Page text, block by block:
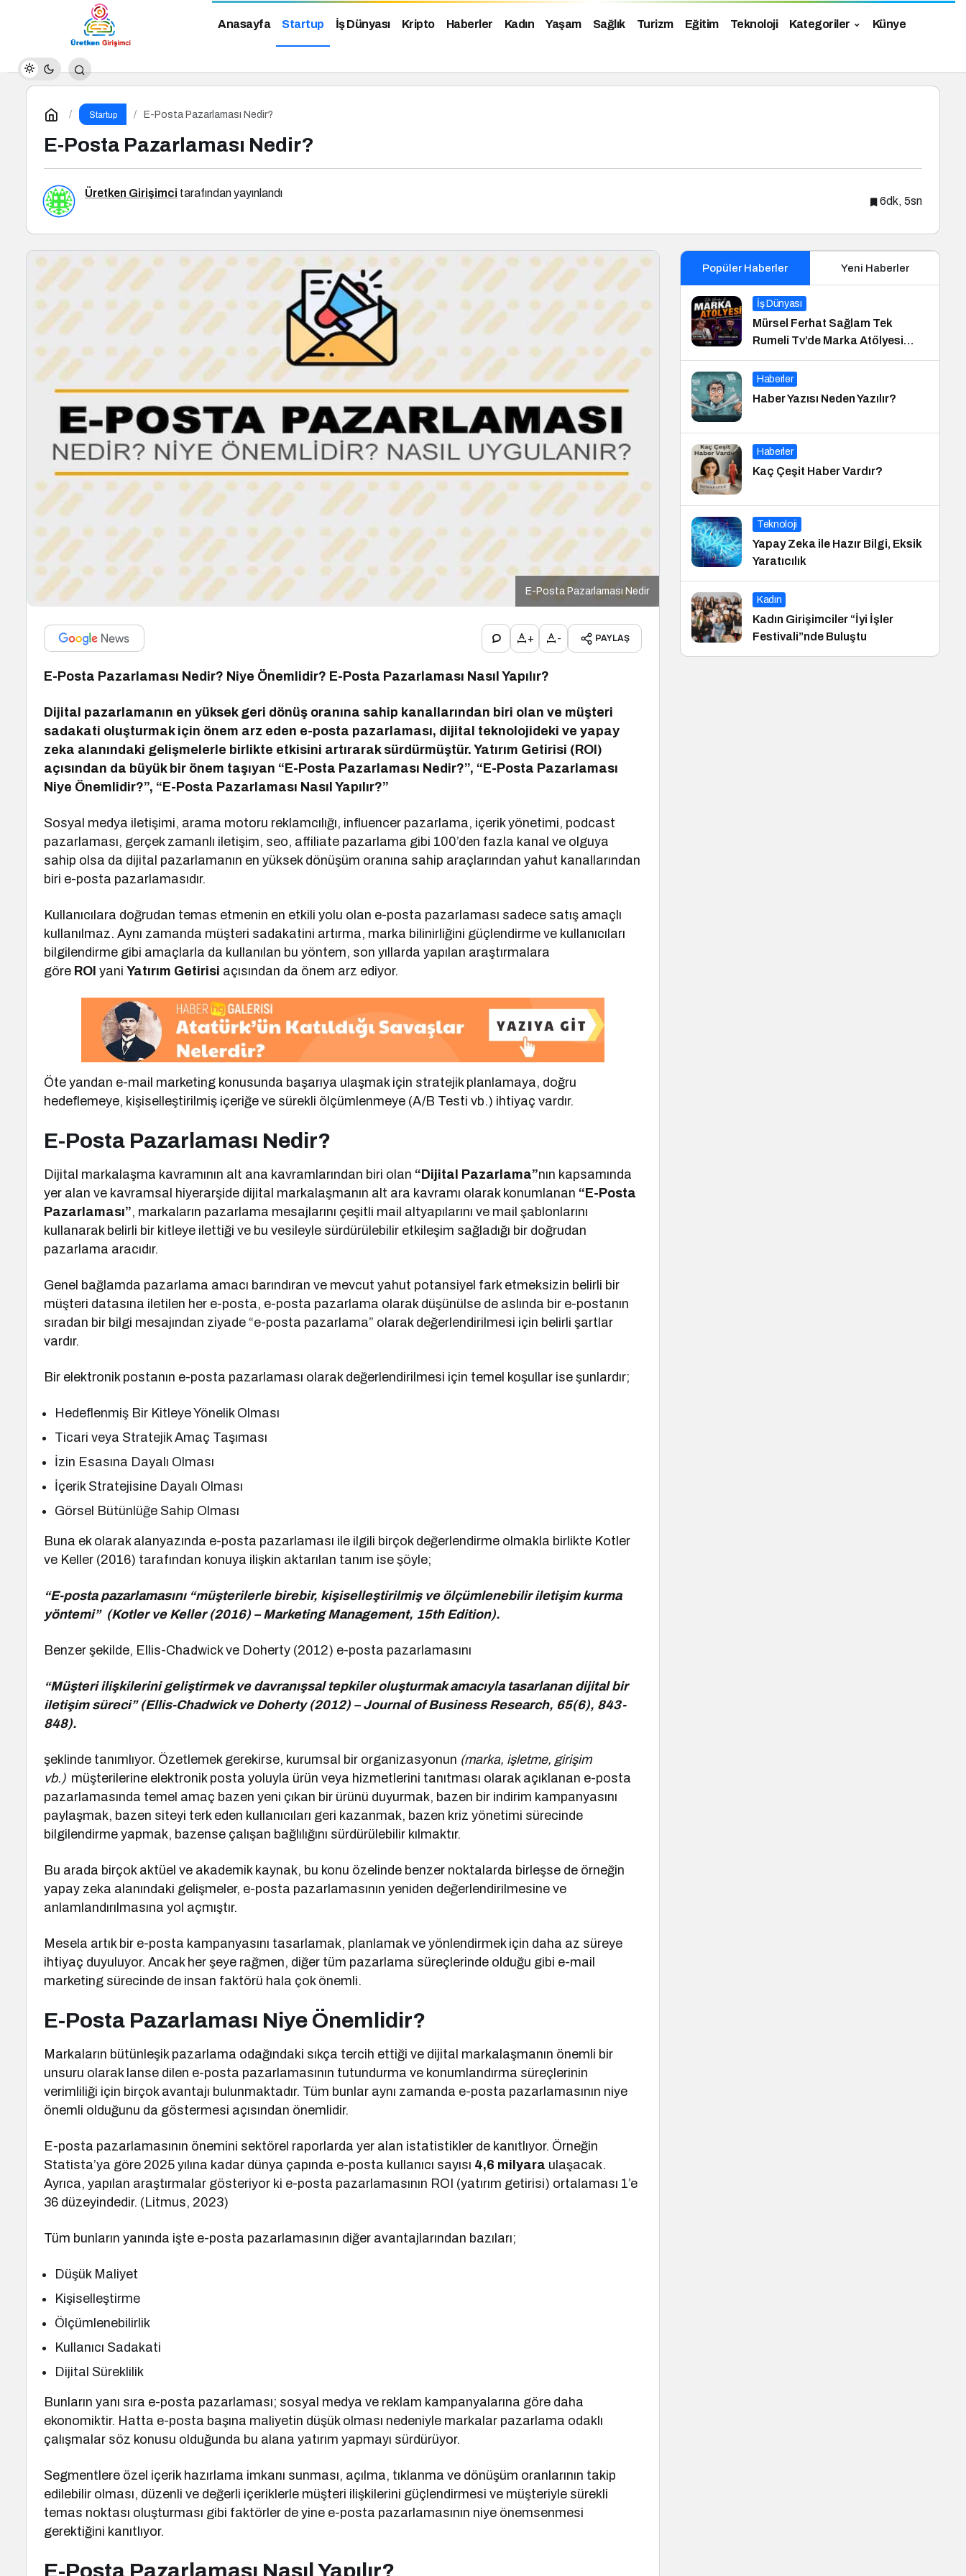
Anasayfa Startup İş Dünyası Kripto Haberler Kadın Yaşam Sağlık Turizm Eğitim Teknoloji Kategoriler Künye
Startup E-Posta Pazarlaması Nedir?
E-Posta Pazarlaması Nedir?
Üretken Girişimci tarafından yayınlandı
6dk, 5sn
E-Posta Pazarlaması Nedir
+ - PAYLAŞ
E-Posta Pazarlaması Nedir? Niye Önemlidir? E-Posta Pazarlaması Nasıl Yapılır?
Dijital pazarlamanın en yüksek geri dönüş oranına sahip kanallarından biri olan ve müşteri
sadakati oluşturmak için önem arz eden e-posta pazarlaması, dijital teknolojideki ve yapay
zeka alanındaki gelişmelerle birlikte etkisini artırarak sürdürmüştür. Yatırım Getirisi (ROI)
açısından da büyük bir önem taşıyan “E-Posta Pazarlaması Nedir?”, “E-Posta Pazarlaması
Niye Önemlidir?”, “E-Posta Pazarlaması Nasıl Yapılır?”
Sosyal medya iletişimi, arama motoru reklamcılığı, influencer pazarlama, içerik yönetimi, podcast
pazarlaması, gerçek zamanlı iletişim, seo, affiliate pazarlama gibi 100’den fazla kanal ve olguya
sahip olsa da dijital pazarlamanın en yüksek dönüşüm oranına sahip araçlarından yahut kanallarından
biri e-posta pazarlamasıdır.
Kullanıcılara doğrudan temas etmenin en etkili yolu olan e-posta pazarlaması sadece satış amaçlı
kullanılmaz. Aynı zamanda müşteri sadakatini artırma, marka bilinirliğini güçlendirme ve kullanıcıları
bilgilendirme gibi amaçlarla da kullanılan bu yöntem, son yıllarda yapılan araştırmalara
göre ROI yaniYatırım Getirisi açısından da önem arz ediyor.
Öte yandan e-mail marketing konusunda başarıya ulaşmak için stratejik planlamaya, doğru
hedeflemeye, kişiselleştirilmiş içeriğe ve sürekli ölçümlenmeye (A/B Testi vb.) ihtiyaç vardır.
E-Posta Pazarlaması Nedir?
Dijital markalaşma kavramının alt ana kavramlarından biri olan “Dijital Pazarlama”nın kapsamında
yer alan ve kavramsal hiyerarşide dijital markalaşmanın alt ara kavramı olarak konumlanan “E-Posta
Pazarlaması”, markaların pazarlama mesajlarını çeşitli mail altyapılarını ve mail şablonlarını
kullanarak belirli bir kitleye ilettiği ve bu vesileyle sürdürülebilir etkileşim sağladığı bir doğrudan
pazarlama aracıdır.
Genel bağlamda pazarlama amacı barındıran ve mevcut yahut potansiyel fark etmeksizin belirli bir
müşteri datasına iletilen her e-posta, e-posta pazarlama olarak düşünülse de aslında bir e-postanın
sıradan bir bilgi mesajından ziyade “e-posta pazarlama” olarak değerlendirilmesi için belirli şartlar
vardır.
Bir elektronik postanın e-posta pazarlaması olarak değerlendirilmesi için temel koşullar ise şunlardır;
Hedeflenmiş Bir Kitleye Yönelik Olması
Ticari veya Stratejik Amaç Taşıması
İzin Esasına Dayalı Olması
İçerik Stratejisine Dayalı Olması
Görsel Bütünlüğe Sahip Olması
Buna ek olarak alanyazında e-posta pazarlaması ile ilgili birçok değerlendirme olmakla birlikte Kotler
ve Keller (2016) tarafından konuya ilişkin aktarılan tanım ise şöyle;
“E-posta pazarlamasını “müşterilerle birebir, kişiselleştirilmiş ve ölçümlenebilir iletişim kurma
yöntemi” (Kotler ve Keller (2016) – Marketing Management, 15th Edition).
Benzer şekilde, Ellis-Chadwick ve Doherty (2012) e-posta pazarlamasını
“Müşteri ilişkilerini geliştirmek ve davranışsal tepkiler oluşturmak amacıyla tasarlanan dijital bir
iletişim süreci” (Ellis-Chadwick ve Doherty (2012) – Journal of Business Research, 65(6), 843-
848).
şeklinde tanımlıyor. Özetlemek gerekirse, kurumsal bir organizasyonun (marka, işletme, girişim
vb.) müşterilerine elektronik posta yoluyla ürün veya hizmetlerini tanıtması olarak açıklanan e-posta
pazarlamasında temel amaç bazen yeni çıkan bir ürünü duyurmak, bazen bir indirim kampanyasını
paylaşmak, bazen siteyi terk eden kullanıcıları geri kazanmak, bazen kriz yönetimi sürecinde
bilgilendirme yapmak, bazense çalışan bağlılığını sürdürülebilir kılmaktır.
Bu arada birçok aktüel ve akademik kaynak, bu konu özelinde benzer noktalarda birleşse de örneğin
yapay zeka alanındaki gelişmeler, e-posta pazarlamasının yeniden değerlendirilmesine ve
anlamlandırılmasına yol açmıştır.
Mesela artık bir e-posta kampanyasını tasarlamak, planlamak ve yönlendirmek için daha az süreye
ihtiyaç duyuluyor. Ancak her şeye rağmen, diğer tüm pazarlama süreçlerinde olduğu gibi e-mail
marketing sürecinde de insan faktörü hala çok önemli.
E-Posta Pazarlaması Niye Önemlidir?
Markaların bütünleşik pazarlama odağındaki sıkça tercih ettiği ve dijital markalaşmanın önemli bir
unsuru olarak lanse dilen e-posta pazarlamasının tutundurma ve konumlandırma süreçlerinin
verimliliği için birçok avantajı bulunmaktadır. Tüm bunlar aynı zamanda e-posta pazarlamasının niye
önemli olduğunu da göstermesi açısından önemlidir.
E-posta pazarlamasının önemini sektörel raporlarda yer alan istatistikler de kanıtlıyor. Örneğin
Statista’ya göre 2025 yılına kadar dünya çapında e-posta kullanıcı sayısı 4,6 milyara ulaşacak.
Ayrıca, yapılan araştırmalar gösteriyor ki e-posta pazarlamasının ROI (yatırım getirisi) ortalaması 1’e
36 düzeyindedir. (Litmus, 2023)
Tüm bunların yanında işte e-posta pazarlamasının diğer avantajlarından bazıları;
Düşük Maliyet
Kişiselleştirme
Ölçümlenebilirlik
Kullanıcı Sadakati
Dijital Süreklilik
Bunların yanı sıra e-posta pazarlaması; sosyal medya ve reklam kampanyalarına göre daha
ekonomiktir. Hatta e-posta başına maliyetin düşük olması nedeniyle markalar pazarlama odaklı
çalışmalar söz konusu olduğunda bu alana yatırım yapmayı sürdürüyor.
Segmentlere özel içerik hazırlama imkanı sunması, açılma, tıklanma ve dönüşüm oranlarının takip
edilebilir olması, düzenli ve değerli içeriklerle müşteri ilişkilerini güçlendirmesi ve müşteriyle sürekli
temas noktası oluşturması gibi faktörler de yine e-posta pazarlamasının niye önemsenmesi
gerektiğini kanıtlıyor.
E-Posta Pazarlaması Nasıl Yapılır?
Popüler Haberler Yeni Haberler
İş Dünyası
Mürsel Ferhat Sağlam Tek
Rumeli Tv’de Marka Atölyesi
Programına Konuk Oldu
Haberler
Haber Yazısı Neden Yazılır?
Haberler
Kaç Çeşit Haber Vardır?
Teknoloji
Yapay Zeka ile Hazır Bilgi, Eksik
Yaratıcılık
Kadın
Kadın Girişimciler “İyi İşler
Festivali”nde Buluştu